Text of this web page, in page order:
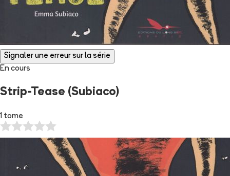
Signaler une erreur sur la série
En cours
Strip-Tease (Subiaco)
1 tome